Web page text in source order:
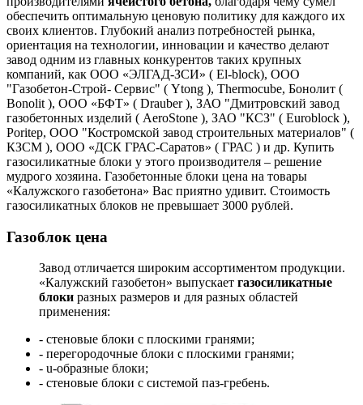
обеспечить оптимальную ценовую политику для каждого их
своих клиентов. Глубокий анализ потребностей рынка,
ориентация на технологии, инновации и качество делают
завод одним из главных конкурентов таких крупных
компаний, как ООО «ЭЛГАД-ЗСИ» ( El-block), ООО
"Газобетон-Строй- Сервис" ( Ytong ), Thermocube, Бонолит (
Bonolit ), ООО «БФТ» ( Drauber ), ЗАО "Дмитровский завод
газобетонных изделий ( AeroStone ), ЗАО "КСЗ" ( Еuroblock ),
Poritep, ООО "Костромской завод строительных материалов" (
КЗСМ ), ООО «ДСК ГРАС-Саратов» ( ГРАС ) и др. Купить
газосиликатные блоки у этого производителя – решение
мудрого хозяина. Газобетонные блоки цена на товары
«Калужского газобетона» Вас приятно удивит. Стоимость
газосиликатных блоков не превышает 3000 рублей.
Газоблок цена
Завод отличается широким ассортиментом продукции.
«Калужский газобетон» выпускает газосиликатные
блоки разных размеров и для разных областей
применения:
- стеновые блоки с плоскими гранями;
- перегородочные блоки с плоскими гранями;
- u-образные блоки;
- стеновые блоки с системой паз-гребень.